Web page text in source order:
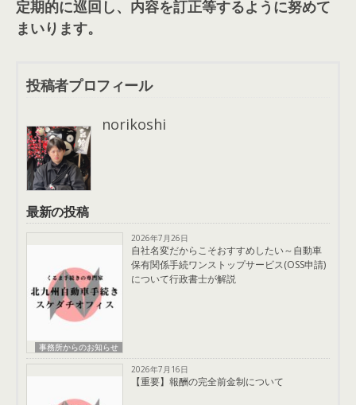
定期的に巡回し、内容を訂正等するように努めて
まいります。
投稿者プロフィール
norikoshi
最新の投稿
事務所からのお知らせ
2026年7月26日
自社名変だからこそおすすめしたい～自動車
保有関係手続ワンストップサービス(OSS申請)
について行政書士が解説
2026年7月16日
【重要】報酬の完全前金制について